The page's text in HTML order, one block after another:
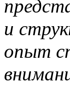
и
опыт